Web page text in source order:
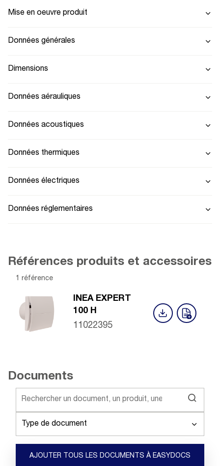
Mise en oeuvre produit
Données générales
Dimensions
Données aérauliques
Données acoustiques
Données thermiques
Données électriques
Données réglementaires
Références produits et accessoires
1 référence
INEA EXPERT
100 H
11022395
Documents
Type de document
AJOUTER TOUS LES DOCUMENTS À EASYDOCS